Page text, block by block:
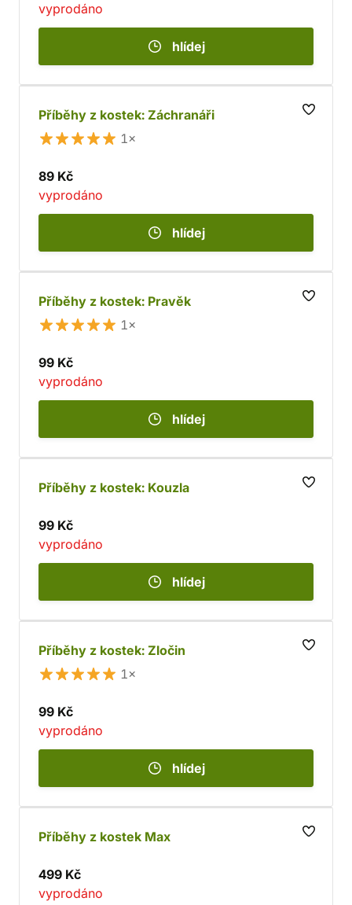
vyprodáno
hlídej
Příběhy z kostek: Záchranáři
1×
89 Kč
vyprodáno
hlídej
Příběhy z kostek: Pravěk
1×
99 Kč
vyprodáno
hlídej
Příběhy z kostek: Kouzla
99 Kč
vyprodáno
hlídej
Příběhy z kostek: Zločin
1×
99 Kč
vyprodáno
hlídej
Příběhy z kostek Max
499 Kč
vyprodáno